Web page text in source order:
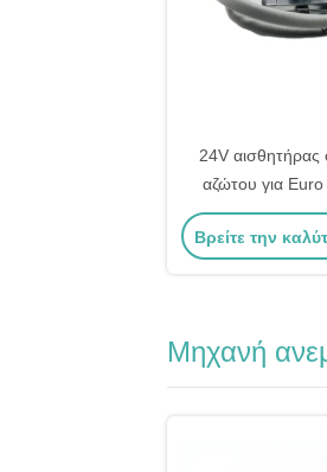
24V αισθητήρας
αζώτου για
2294290
Βρείτε την
Μηχανή